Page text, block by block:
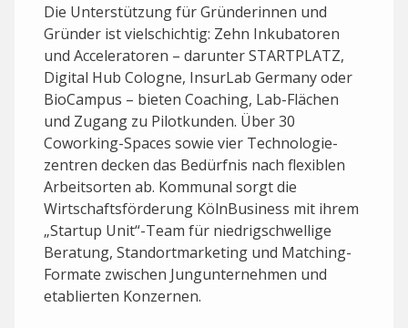
Die Unterstützung ­für Gründerinnen und
Gründer ist vielschichtig: Zehn Inkubatoren
und Acceleratoren – darunter STARTPLATZ,
Digital Hub Cologne, InsurLab Germany oder
BioCampus – bieten Coaching, Lab-Flächen
und Zugang zu Pilotkunden. Über 30
Coworking-Spaces sowie vier Technologie­
zentren decken das Bedürfnis nach flexiblen
Arbeitsorten ab. Kommunal sorgt die
Wirtschaftsförderung KölnBusiness mit ihrem
„Startup Unit“-Team für niedrigschwellige
Beratung, Standortmarketing und Matching-
Formate zwischen Jungunternehmen und
etablierten Konzernen.